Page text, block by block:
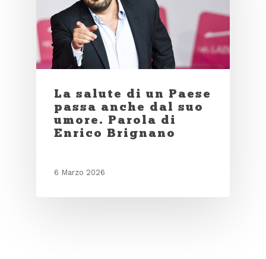
La salute di un Paese
passa anche dal suo
umore. Parola di
Enrico Brignano
6 Marzo 2026